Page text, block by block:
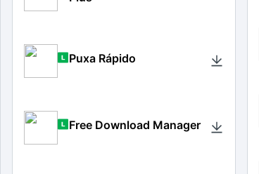
Puxa Rápido
Free Download Manager